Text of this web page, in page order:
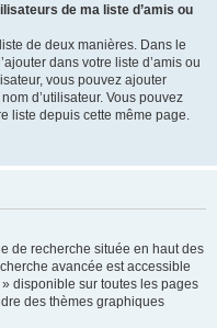
de ma liste d’amis ou
de deux manières. Dans le
dans votre liste d’amis ou
vous pouvez ajouter
d’utilisateur. Vous pouvez
liste depuis cette même page.
de recherche située en haut des
avancée est accessible
disponible sur toutes les pages
des thèmes graphiques